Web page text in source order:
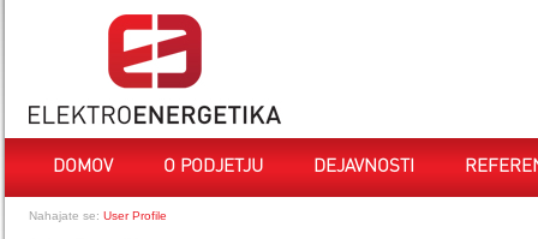
DOMOV O PODJETJU DEJAVNOSTI
Nahajate se: User Profile